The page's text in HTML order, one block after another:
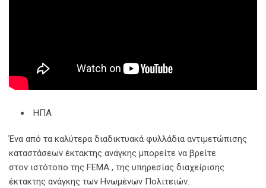
ΗΠΑ
Ένα από τα καλύτερα διαδικτυακά φυλλάδια αντιμετώπισης
καταστάσεων έκτακτης ανάγκης μπορείτε να βρείτε
στον ιστότοπο της FEMA , της υπηρεσίας διαχείρισης
έκτακτης ανάγκης των Ηνωμένων Πολιτειών.